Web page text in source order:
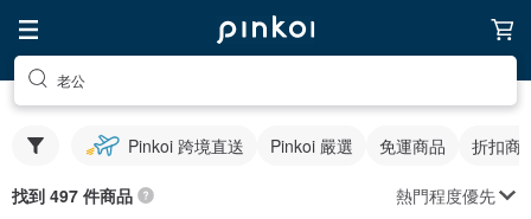
老公
Pinkoi 跨境直送 Pinkoi 嚴選 免運商品 折扣商
找到 497 件商品 熱門程度優先